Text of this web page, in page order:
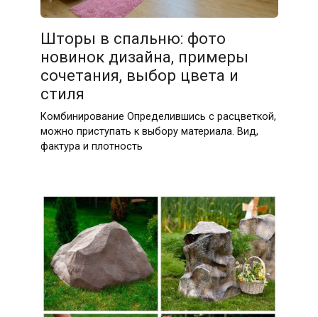
Шторы в спальню: фото
новинок дизайна, примеры
сочетания, выбор цвета и
стиля
Комбинирование Определившись с расцветкой,
можно приступать к выбору материала. Вид,
фактура и плотность